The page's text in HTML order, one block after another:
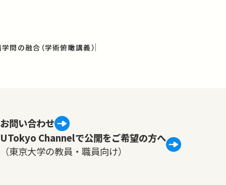
問の融合（学術俯瞰講義）
お問い合わせ
UTokyo Channelで公開をご希望の方へ
（東京大学の教員・職員向け）